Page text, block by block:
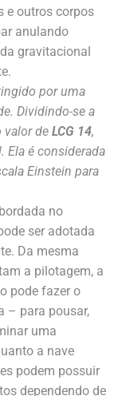
e outros corpos
anulando
gravitacional
por uma
Dividindo-se a
valor de LCG 14,
Ela é considerada
Einstein para
no
ser adotada
Da mesma
a pilotagem, a
pode fazer o
– para pousar,
uma
a nave
podem possuir
dependendo de